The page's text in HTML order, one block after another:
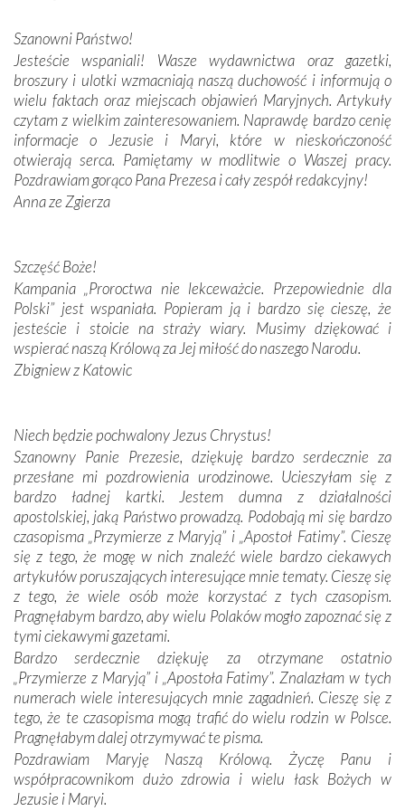
Podążyliśmy też śladami fatimskich wizjonerów – Łucji
dos Santos oraz świętych Hiacynty i Franciszka Marto.
Modliliśmy się przy ich grobach. Odprawiliśmy Drogę
Krzyżową w ich rodzinnych stronach, odwiedziliśmy
domy, w których żyli.
W miejscu objawień Matki Bożej zapaliliśmy świece
przywiezione wraz z intencjami powierzonymi nam przez
spotykaliśmy się z serdeczną otwartością
Portugalczyków. Podziwialiśmy ich ludową sztukę i
zwyczaje. Mimo że nasze kraje są od siebie bardzo
oddalone, w żaden sposób nie czuliśmy się obco.
Sprawiła to oczywiście sama Matka Boża, ale też
kulturowa bliskość biorąca swój początek w naszej
wspólnej wierze. Podczas wyjazdów do historycznych
mieliśmy okazję przekonać się, że Maryja swoją opieką
otacza nie tylko nasz naród, lecz wszystkie nacje, które
się Jej ufnie oddają, a także każdą osobę, która zawierza
Jej siebie oraz swych bliskich.
Dzieje Portugalii to również historia wierności Bogu i
odstępstw, także w życiu władców. Trudne momenty w
wymiarze tak osobistym, jak i zbiorowym, przypominają o
konieczności ciągłego zabiegania o własną duszę i o łaskę
Opatrzności. Wierność przynosi pomyślność –
przynajmniej w życiu duchowym. Odstępstwo owocuje
nieszczęściem i śmiercią. Te uniwersalne prawdy
przychodziły na myśl, gdy słuchaliśmy opowieści
przewodników o portugalskich monarchach i wodzach,
zwycięskich bitwach i nieszczęśliwych losach grzesznych
kochanków.
Byli tym razem pośród Apostołów Fatimy reprezentanci
każdego spośród żyjących pokoleń. Najmłodszy uczestnik
liczył sobie 13 lat, zaś senior, pan Zdzisław – już 94.
Szanowni Państwo!
Jesteście wspaniali! Wasze wydawnictwa oraz gazetki,
broszury i ulotki wzmacniają naszą duchowość i informują o
wielu faktach oraz miejscach objawień Maryjnych. Artykuły
czytam z wielkim zainteresowaniem. Naprawdę bardzo cenię
informacje o Jezusie i Maryi, które w nieskończoność
otwierają serca. Pamiętamy w modlitwie o Waszej pracy.
Pozdrawiam gorąco Pana Prezesa i cały zespół redakcyjny!
Anna ze Zgierza
Szczęść Boże!
Kampania „Proroctwa nie lekceważcie. Przepowiednie dla
Polski” jest wspaniała. Popieram ją i bardzo się cieszę, że
jesteście i stoicie na straży wiary. Musimy dziękować i
wspierać naszą Królową za Jej miłość do naszego Narodu.
Zbigniew z Katowic
Niech będzie pochwalony Jezus Chrystus!
Szanowny Panie Prezesie, dziękuję bardzo serdecznie za
przesłane mi pozdrowienia urodzinowe. Ucieszyłam się z
bardzo ładnej kartki. Jestem dumna z działalności
apostolskiej, jaką Państwo prowadzą. Podobają mi się bardzo
czasopisma „Przymierze z Maryją” i „Apostoł Fatimy”. Cieszę
się z tego, że mogę w nich znaleźć wiele bardzo ciekawych
artykułów poruszających interesujące mnie tematy. Cieszę się
z tego, że wiele osób może korzystać z tych czasopism.
Pragnęłabym bardzo, aby wielu Polaków mogło zapoznać się z
tymi ciekawymi gazetami.
Bardzo serdecznie dziękuję za otrzymane ostatnio
„Przymierze z Maryją” i „Apostoła Fatimy”. Znalazłam w tych
numerach wiele interesujących mnie zagadnień. Cieszę się z
tego, że te czasopisma mogą trafić do wielu rodzin w Polsce.
Pragnęłabym dalej otrzymywać te pisma.
Pozdrawiam Maryję Naszą Królową. Życzę Panu i
współpracownikom dużo zdrowia i wielu łask Bożych w
Jezusie i Maryi.